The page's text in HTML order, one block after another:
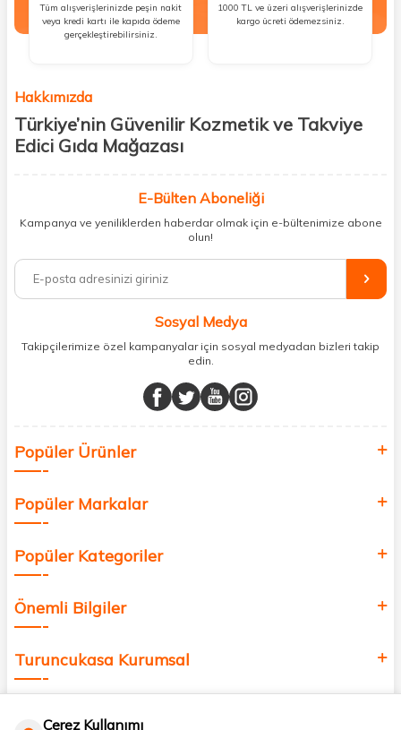
Tüm alışverişlerinizde peşin nakit
veya kredi kartı ile kapıda ödeme
gerçekleştirebilirsiniz.
1000 TL ve üzeri alışverişlerinizde
kargo ücreti ödemezsiniz.
Hakkımızda
Türkiye’nin Güvenilir Kozmetik ve Takviye
Edici Gıda Mağazası
kişisel bakım hem de takviye edici gıda ürünlerini sizlerle
buluşturuyoruz. Artık mağaza mağaza dolaşmanıza gerek yok;
ihtiyacınız olan her şeyi tek bir çatı altında topluyor ve kapınıza kadar
%100 orijinal kozmetik ve sağlık ürünleriyle güzelliğinizi tamamlayabilir,
vücudunuzu desteklemek için güvenilir takviye edici gıdalara
minerallere kadar binlerce ürünü uygun fiyat ve hızlı kargo avantajıyla
sunuyoruz.
buluşturuyor ve online alışveriş deneyiminizi en iyi hale getiriyoruz.
Sağlık, güzellik ve iyi yaşam için aradığınız her şey burada!
değer katmak için bize katılın!
E-Bülten Aboneliği
Kampanya ve yeniliklerden haberdar olmak için e-bültenimize abone
olun!
Sosyal Medya
Takipçilerimize özel kampanyalar için sosyal medyadan bizleri takip
edin.
Popüler Ürünler
Popüler Markalar
Popüler Kategoriler
Önemli Bilgiler
Turuncukasa Kurumsal
Çerez Kullanımı